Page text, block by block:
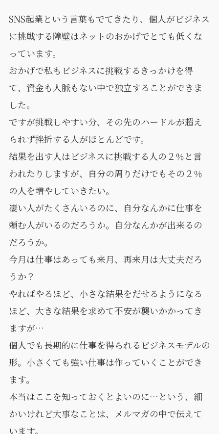
SNS起業という言葉もでてきたり、個人がビジネス
に挑戦する障壁はネットのおかげでとても低くな
っています。
おかげで私もビジネスに挑戦するきっかけを得
て、資金も人脈もない中で独立することができま
した。
ですが挑戦しやすい分、その先のハードルが超え
られず挫折する人がほとんどです。
結果を出す人はビジネスに挑戦する人の２％と言
われたりしますが、自分の周りだけでもその２％
の人を増やしていきたい。
凄い人がたくさんいるのに、自分なんかに仕事を
頼む人がいるのだろうか。自分なんかが出来るの
だろうか。
今月は仕事はあっても来月、再来月は大丈夫だろ
うか？
やればやるほど、小さな結果をだせるようになる
ほど、大きな結果を求めて不安が襲いかかってき
ますが…
個人でも長期的に仕事を得られるビジネスモデルの
形。小さくても強い仕事は作っていくことができ
ます。
本当はここを知っておくとよいのに…という、細
かいけれど大事なことは、メルマガの中で伝えて
います。